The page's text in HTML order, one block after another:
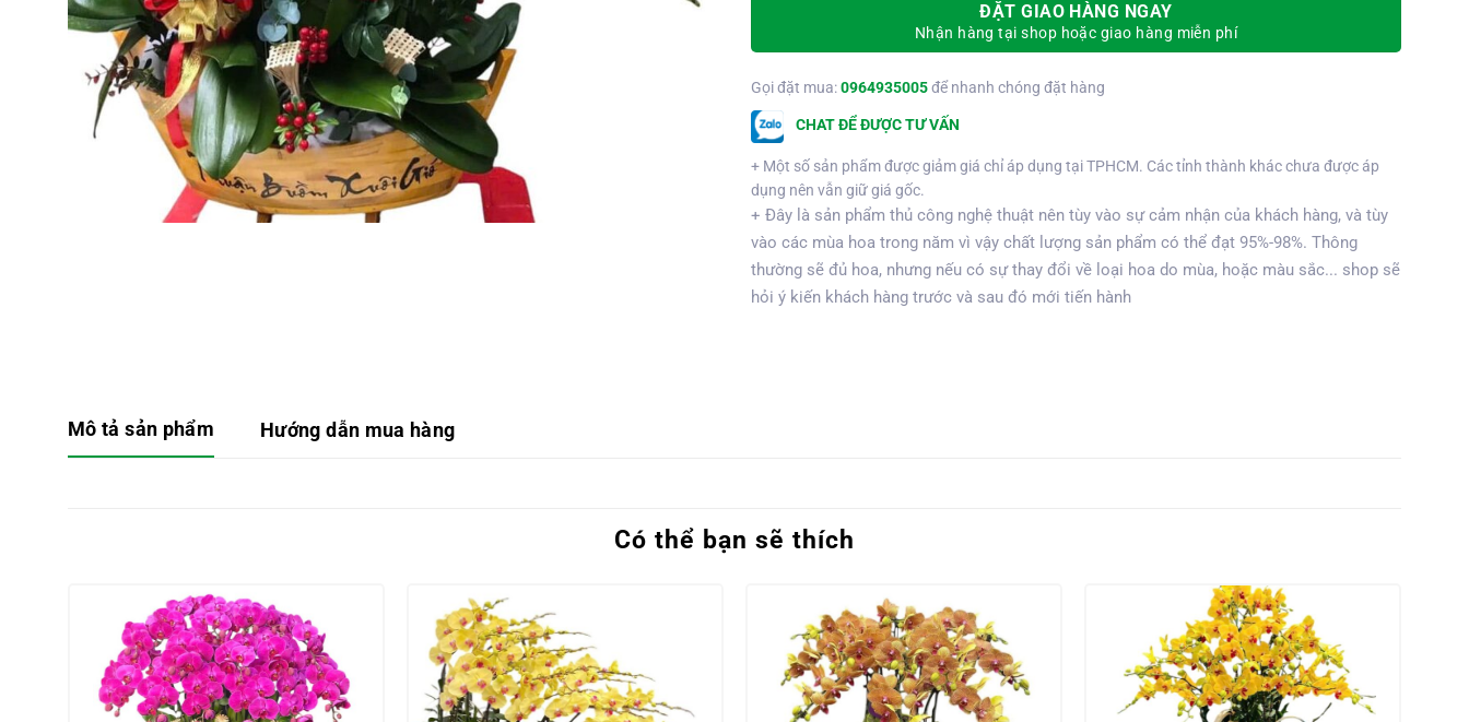
ĐẶT GIAO HÀNG NGAY
Nhận hàng tại shop hoặc giao hàng miễn phí
Gọi đặt mua:0964935005để nhanh chóng đặt hàng
CHAT ĐỂ ĐƯỢC TƯ VẤN
+ Một số sản phẩm được giảm giá chỉ áp dụng tại TPHCM. Các tỉnh thành khác chưa được áp
dụng nên vẫn giữ giá gốc.
+ Đây là sản phẩm thủ công nghệ thuật nên tùy vào sự cảm nhận của khách hàng, và tùy
vào các mùa hoa trong năm vì vậy chất lượng sản phẩm có thể đạt 95%-98%. Thông
thường sẽ đủ hoa, nhưng nếu có sự thay đổi về loại hoa do mùa, hoặc màu sắc... shop sẽ
hỏi ý kiến khách hàng trước và sau đó mới tiến hành
Mô tả sản phẩm Hướng dẫn mua hàng
Có thể bạn sẽ thích